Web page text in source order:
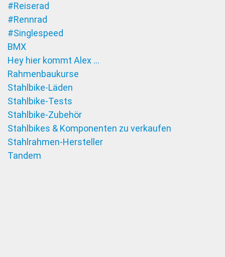
#Reiserad
#Rennrad
#Singlespeed
BMX
Hey hier kommt Alex …
Rahmenbaukurse
Stahlbike-Läden
Stahlbike-Tests
Stahlbike-Zubehör
Stahlbikes & Komponenten zu verkaufen
Stahlrahmen-Hersteller
Tandem